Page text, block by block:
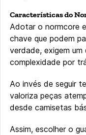
Características do
Adotar o normcore
chave que podem
verdade, exigem
complexidade por
Ao invés de seguir
valoriza peças
desde camisetas
Assim, escolher o